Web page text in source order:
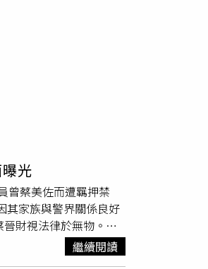
光
曾蔡美佐而遭羈押禁
其家族與警界關係良好
財視法律於無物。據
立委蔡春綢，媽媽則是
式工作，出入卻能以保
繼續閱讀